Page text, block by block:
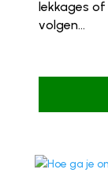
lekkages
volgen...